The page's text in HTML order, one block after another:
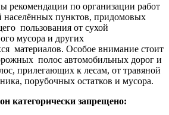
рекомендации по организации работ
населённых пунктов, придомовых
пользования от сухой
мусора и других
материалов. Особое внимание стоит
полос автомобильных дорог и
прилегающих к лесам, от травяной
порубочных остатков и мусора.
категорически запрещено: